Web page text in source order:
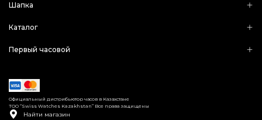
Шапка
Каталог
Первый часовой
Найти магазин
ТОО “Swiss Watches Kazakhstan” Все права защищены
Официальный дистрибьютор часов в Казахстане